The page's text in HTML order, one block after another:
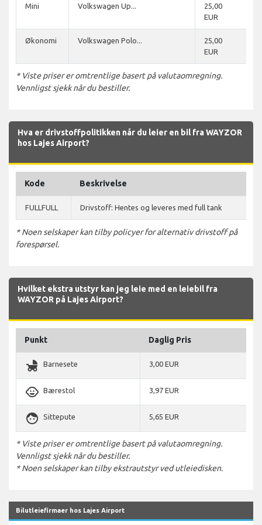
Mini Volkswagen Up...
25,00
EUR
Økonomi Volkswagen Polo...
25,00
EUR
* Viste priser er omtrentlige basert på valutaomregning.
Vennligst sjekk når du bestiller.
Hva er drivstoffpolitikken når du leier en bil fra WAYZOR
hos Lajes Airport?
Kode Beskrivelse
FULLFULL Drivstoff: Hentes og leveres med full tank
* Noen selskaper kan tilby policyer for alternativ drivstoff på
forespørsel.
Hvilket ekstra utstyr kan jeg leie med en leiebil fra
WAYZOR på Lajes Airport?
Punkt Daglig Pris
child_friendly Barnesete 3,00 EUR
child_care Bærestol 3,97 EUR
face Sittepute 5,65 EUR
* Viste priser er omtrentlige basert på valutaomregning.
Vennligst sjekk når du bestiller.
* Noen selskaper kan tilby ekstrautstyr ved utleiedisken.
Bilutleiefirmaer hos Lajes Airport